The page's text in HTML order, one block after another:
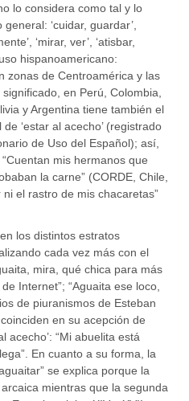
lo considera como tal y lo
‘cuidar, guardar’,
‘mirar, ver’, ‘atisbar,
hispanoamericano:
zonas de Centroamérica y las
en Perú, Colombia,
y Argentina tiene también el
de ‘estar al acecho’ (registrado
de Uso del Español); así,
mis hermanos que
la carne” (CORDE, Chile,
el rastro de mis chacaretas”
los distintos estratos
cada vez más con el
mira, qué chica para más
Internet”; “Aguaita ese loco,
de piuranismos de Esteban
en su acepción de
acecho’: “Mi abuelita está
En cuanto a su forma, la
se explica porque la
mientras que la segunda